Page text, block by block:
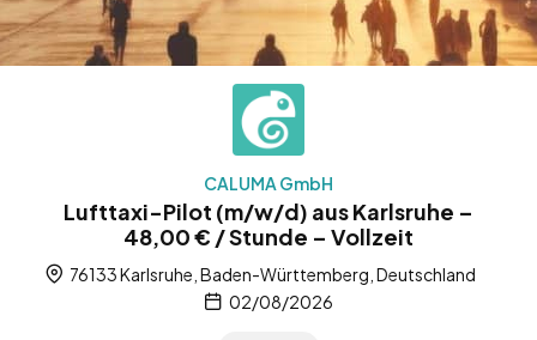
CALUMA GmbH
Lufttaxi-Pilot (m/w/d) aus Karlsruhe –
48,00 € / Stunde – Vollzeit
76133 Karlsruhe, Baden-Württemberg, Deutschland
02/08/2026